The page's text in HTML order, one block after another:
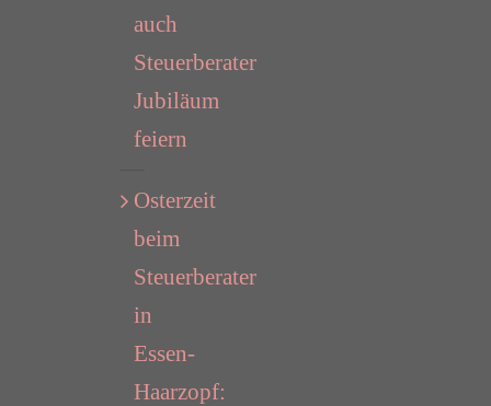
auch
Steuerberater
Jubiläum
feiern
Osterzeit
beim
Steuerberater
in
Essen-
Haarzopf: